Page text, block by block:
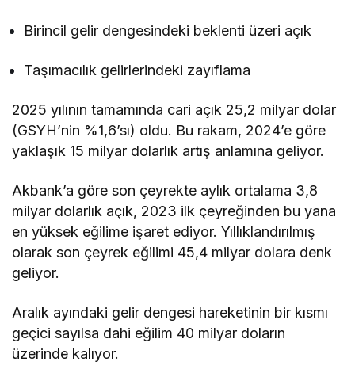
Birincil gelir dengesindeki beklenti üzeri açık
Taşımacılık gelirlerindeki zayıflama
2025 yılının tamamında cari açık 25,2 milyar dolar
(GSYH’nin %1,6’sı) oldu. Bu rakam, 2024’e göre
yaklaşık 15 milyar dolarlık artış anlamına geliyor.
Akbank’a göre son çeyrekte aylık ortalama 3,8
milyar dolarlık açık, 2023 ilk çeyreğinden bu yana
en yüksek eğilime işaret ediyor. Yıllıklandırılmış
olarak son çeyrek eğilimi 45,4 milyar dolara denk
geliyor.
Aralık ayındaki gelir dengesi hareketinin bir kısmı
geçici sayılsa dahi eğilim 40 milyar doların
üzerinde kalıyor.